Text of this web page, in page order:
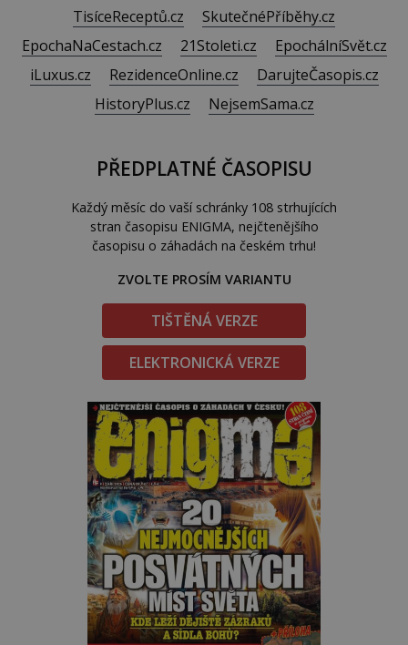
TisíceReceptů.cz
SkutečnéPříběhy.cz
EpochaNaCestach.cz
21Stoleti.cz
EpochálníSvět.cz
iLuxus.cz
RezidenceOnline.cz
DarujteČasopis.cz
HistoryPlus.cz
NejsemSama.cz
PŘEDPLATNÉ ČASOPISU
Každý měsíc do vaší schránky 108 strhujících
stran časopisu ENIGMA, nejčtenějšího
časopisu o záhadách na českém trhu!
ZVOLTE PROSÍM VARIANTU
TIŠTĚNÁ VERZE
ELEKTRONICKÁ VERZE